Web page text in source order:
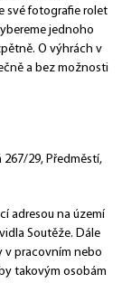
své fotografie rolet
jednoho
O výhrách v
a bez možnosti
29, Předměstí,
adresou na území
Soutěže. Dále
v pracovním nebo
takovým osobám